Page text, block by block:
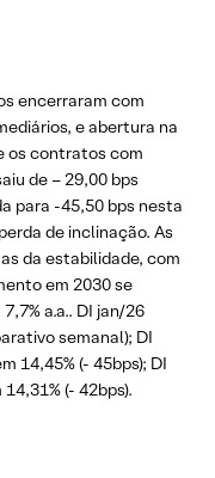
encerraram com
e abertura na
os contratos com
de – 29,00 bps
para -45,50 bps nesta
de inclinação. As
da estabilidade, com
em 2030 se
a.a.. DI jan/26
semanal); DI
14,45% (- 45bps); DI
(- 42bps).